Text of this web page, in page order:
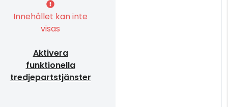
Innehållet kan inte
visas
Aktivera
funktionella
tredjepartstjänster